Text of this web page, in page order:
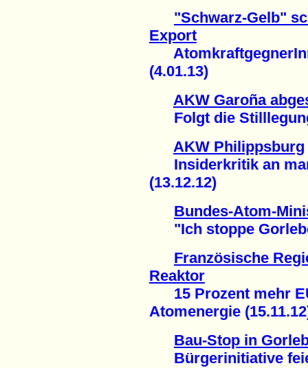
"Schwarz-Gelb"
Export
(4.01.13)
AKW Garoña
Folgt die
AKW Philippsburg
Insiderkritik an
(13.12.12)
Bundes-Atom-
"Ich stoppe
Französische
Reaktor
15 Prozent mehr
Atomenergie
Bau-Stop in
Bürgerinitiative